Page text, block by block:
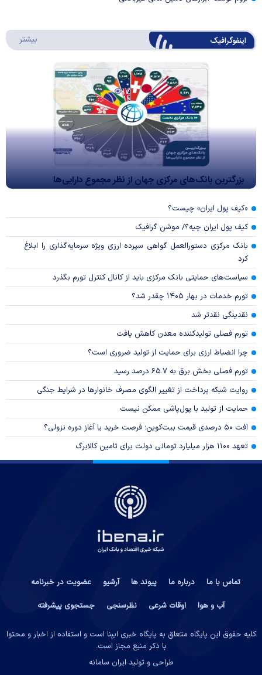
اینفوگرافیک بیشتر
بزرگترین بانک‌های مرکزی جهان از نظر مجموع دارایی‌ها
«کیف پول ایران» چیست؟
کیف پول ایران چیه؟/ موشن گرافیک
بانک مرکزی دستورالعمل گواهی سپرده ارزی ویژه سرمایه‌گذاری را ابلاغ
کرد
سیاست‌های حمایتی بانک مرکزی باید از کانال کنترل تورم بگذرد
تورم خدمات در بهار ۱۴۰۵ چقدر شد؟
نقدینگی نقدتر شد
تورم فصلی تولیدکننده معدن کاهش یافت
چرا انضباط ارزی برای حمایت از تولید ضروری است؟
تورم فصلی بخش برق به ۶۵.۷ درصد رسید
روایت شبکه پرداخت از تغییر الگوی مصرف خانوار‌ها در شرایط جنگی
حمایت از تولید با پول‌پاشی ممکن نیست
افت ۵۰ درصدی قیمت بیت‌کوین؛ فرصت خرید یا آغاز دوره نزولی؟
تعهد ۱۱۰۰ هزار میلیارد تومانی دولت برای تامین کالابرگ
تماس با ما درباره ما پیوند ها آرشیو
عضویت در خبرنامه
آب و هوا
اوقات شرعی نظرسنجی جستجوی پیشرفته
کلیه حقوق این پایگاه متعلق به پایگاه خبری ایبِنا است و استفاده از اخبار و محتوا
با ذکر منبع مجاز است.
طراحی و تولید ایران سامانه